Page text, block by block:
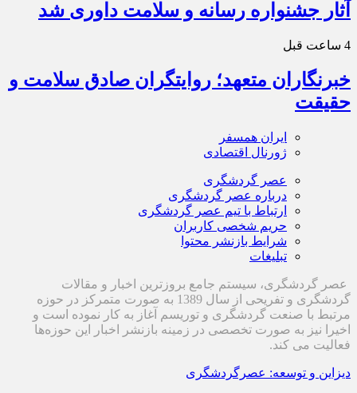
آثار جشنواره رسانه و سلامت داوری شد
4 ساعت قبل
خبرنگاران متعهد؛ روایتگران صادق سلامت و
حقیقت
ایران همسفر
ژورنال اقتصادی
عصر گردشگری
درباره عصر گردشگری
ارتباط با تیم عصر گردشگری
حریم شخصی کاربران
شرایط بازنشر محتوا
تبلیغات
عصر گردشگری، سیستم جامع بروزترین اخبار و مقالات
گردشگری و تفریحی از سال 1389 به صورت متمرکز در حوزه
مرتبط با صنعت گردشگری و توریسم آغاز به کار نموده است و
اخیرا نیز به صورت تخصصی در زمینه بازنشر اخبار این حوزه‌ها
فعالیت می کند.
دیزاین و توسعه: عصرگردشگری